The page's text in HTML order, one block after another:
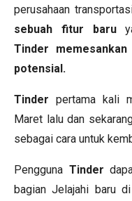
perusahaan
sebuah fitur baru
Tinder
potensial.
Tinder pertama kali
Maret lalu dan
sebagai cara untuk
Pengguna Tinder
bagian Jelajahi baru